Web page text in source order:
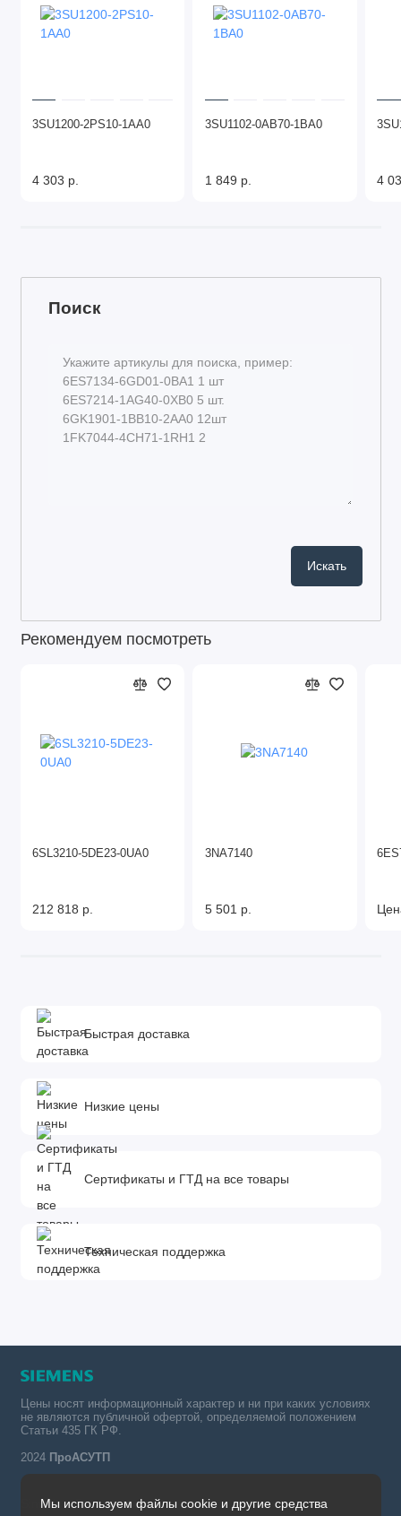
3SU1200-2PS10-1AA0
4 303 р.
3SU1102-0AB70-1BA0
1 849 р. 4
Поиск
Рекомендуем посмотреть
6SL3210-5DE23-0UA0
212 818 р.
3NA7140
5 501 р.
Быстрая доставка
Низкие цены
Сертификаты и ГТД на все товары
Техническая поддержка
Мы используем файлы cookie и другие средства
Цены носят информационный характер и ни при каких условиях
не являются публичной офертой, определяемой положением
Статьи 435 ГК РФ.
2024 ПроАСУТП
Simatic в России тел.: